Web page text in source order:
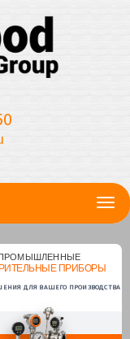
ПРИБОРЫ
ДЛЯ ВАШЕГО ПРОИЗВОДСТВА